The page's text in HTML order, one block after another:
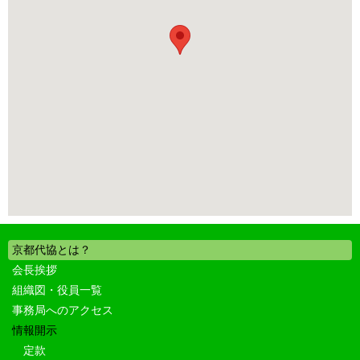
京都代協とは？
会長挨拶
組織図・役員一覧
事務局へのアクセス
情報開示
定款